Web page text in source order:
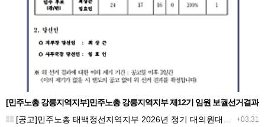
[민주노총 강릉지역지부]민주노총 강릉지역지부 제12기 임원 보궐선거결과
공고
+03.31
[공고]민주노총 태백정선지역지부 2026년 정기 대의원대회 재소집 건